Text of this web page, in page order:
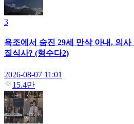
3
욕조에서 숨진 29세 만삭 아내, 의
질식사? (형수다2)
2026-08-07 11:01
15.4만